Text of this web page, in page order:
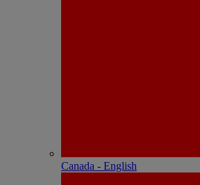
Canada - English